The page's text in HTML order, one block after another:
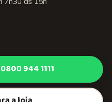
944 1111